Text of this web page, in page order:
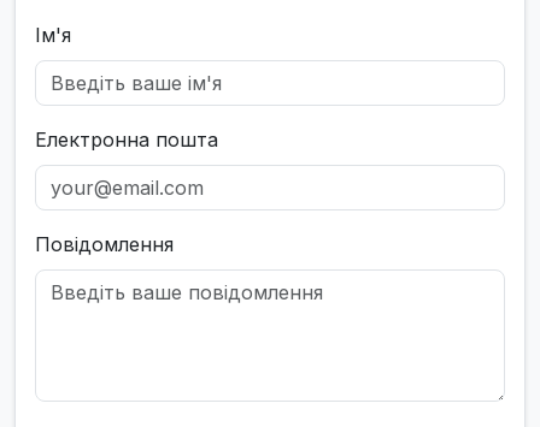
Ім'я
Електронна пошта
Повідомлення